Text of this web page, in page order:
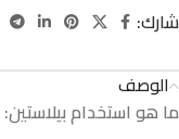
شارك:
الوصف
ما هو استخدام بيلاستين: